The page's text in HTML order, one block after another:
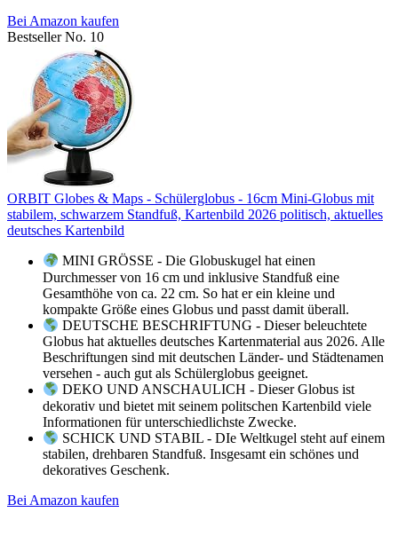
Bei Amazon kaufen
Bestseller No. 10
ORBIT Globes & Maps - Schülerglobus - 16cm Mini-Globus mit
stabilem, schwarzem Standfuß, Kartenbild 2026 politisch, aktuelles
deutsches Kartenbild
MINI GRÖSSE - Die Globuskugel hat einen
Durchmesser von 16 cm und inklusive Standfuß eine
Gesamthöhe von ca. 22 cm. So hat er ein kleine und
kompakte Größe eines Globus und passt damit überall.
DEUTSCHE BESCHRIFTUNG - Dieser beleuchtete
Globus hat aktuelles deutsches Kartenmaterial aus 2026. Alle
Beschriftungen sind mit deutschen Länder- und Städtenamen
versehen - auch gut als Schülerglobus geeignet.
DEKO UND ANSCHAULICH - Dieser Globus ist
dekorativ und bietet mit seinem politschen Kartenbild viele
Informationen für unterschiedlichste Zwecke.
SCHICK UND STABIL - DIe Weltkugel steht auf einem
stabilen, drehbaren Standfuß. Insgesamt ein schönes und
dekoratives Geschenk.
Bei Amazon kaufen